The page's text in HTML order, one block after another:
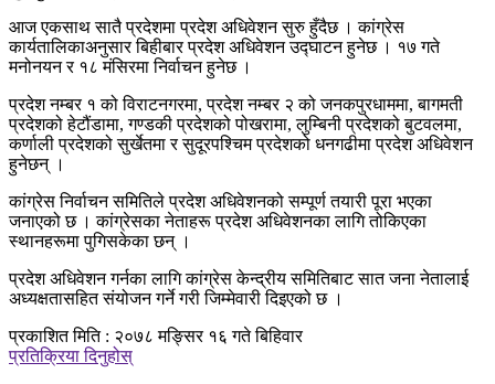
आज एकसाथ सातै प्रदेशमा प्रदेश अधिवेशन सुरु हुँदैछ । कांग्रेस
कार्यतालिकाअनुसार बिहीबार प्रदेश अधिवेशन उद्घाटन हुनेछ । १७ गते
मनोनयन र १८ मंसिरमा निर्वाचन हुनेछ ।
प्रदेश नम्बर १ को विराटनगरमा, प्रदेश नम्बर २ को जनकपुरधाममा, बागमती
प्रदेशको हेटौंडामा, गण्डकी प्रदेशको पोखरामा, लुम्बिनी प्रदेशको बुटवलमा,
कर्णाली प्रदेशको सुर्खेतमा र सुदूरपश्चिम प्रदेशको धनगढीमा प्रदेश अधिवेशन
हुनेछन् ।
कांग्रेस निर्वाचन समितिले प्रदेश अधिवेशनको सम्पूर्ण तयारी पूरा भएका
जनाएको छ । कांग्रेसका नेताहरू प्रदेश अधिवेशनका लागि तोकिएका
स्थानहरूमा पुगिसकेका छन् ।
प्रदेश अधिवेशन गर्नका लागि कांग्रेस केन्द्रीय समितिबाट सात जना नेतालाई
अध्यक्षतासहित संयोजन गर्ने गरी जिम्मेवारी दिइएको छ ।
प्रकाशित मिति : २०७८ मङ्सिर १६ गते बिहिवार
प्रतिक्रिया दिनुहोस्